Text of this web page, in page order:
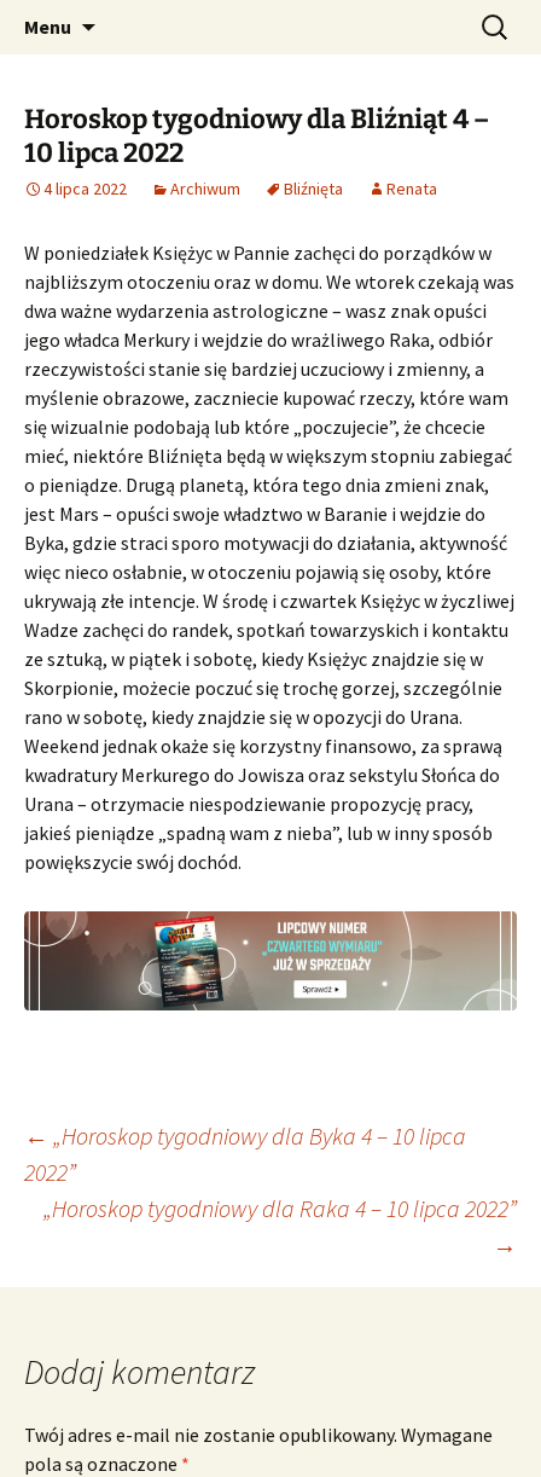
CzaroMarowy horoskop
dzienny, miesięczny i
tygodniowy
Profesjonalne przepowiednie astrologiczne
Menu Szukaj:
Horoskop tygodniowy dla Bliźniąt 4 –
10 lipca 2022
4 lipca 2022 Archiwum Bliźnięta Renata
W poniedziałek Księżyc w Pannie zachęci do porządków w
najbliższym otoczeniu oraz w domu. We wtorek czekają was
dwa ważne wydarzenia astrologiczne – wasz znak opuści
jego władca Merkury i wejdzie do wrażliwego Raka, odbiór
rzeczywistości stanie się bardziej uczuciowy i zmienny, a
myślenie obrazowe, zaczniecie kupować rzeczy, które wam
się wizualnie podobają lub które „poczujecie”, że chcecie
mieć, niektóre Bliźnięta będą w większym stopniu zabiegać
o pieniądze. Drugą planetą, która tego dnia zmieni znak,
jest Mars – opuści swoje władztwo w Baranie i wejdzie do
Byka, gdzie straci sporo motywacji do działania, aktywność
więc nieco osłabnie, w otoczeniu pojawią się osoby, które
ukrywają złe intencje. W środę i czwartek Księżyc w życzliwej
Wadze zachęci do randek, spotkań towarzyskich i kontaktu
ze sztuką, w piątek i sobotę, kiedy Księżyc znajdzie się w
Skorpionie, możecie poczuć się trochę gorzej, szczególnie
rano w sobotę, kiedy znajdzie się w opozycji do Urana.
Weekend jednak okaże się korzystny finansowo, za sprawą
kwadratury Merkurego do Jowisza oraz sekstylu Słońca do
Urana – otrzymacie niespodziewanie propozycję pracy,
jakieś pieniądze „spadną wam z nieba”, lub w inny sposób
powiększycie swój dochód.
Nawigacja
wpisu
← „Horoskop tygodniowy dla Byka 4 – 10 lipca
2022”
„Horoskop tygodniowy dla Raka 4 – 10 lipca 2022”
→
Dodaj komentarz
Twój adres e-mail nie zostanie opublikowany. Wymagane
pola są oznaczone *